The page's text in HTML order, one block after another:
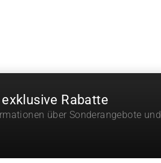
Rabatte
über Sonderangebote und